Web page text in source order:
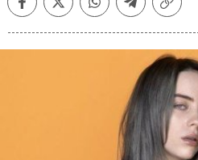
FacebookTwitterWhatsappTelegramCopiar